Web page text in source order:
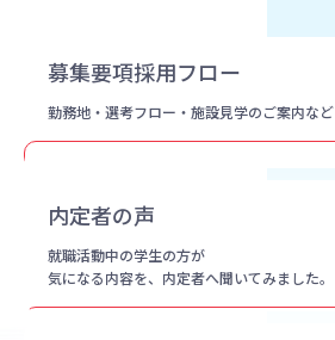
募集要項採用フロー
勤務地・選考フロー・ 施設見学のご案内など
内定者の声
就職活動中の学生の方が
気になる内容を、内定者へ聞いてみました。